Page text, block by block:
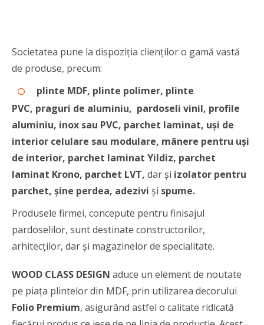
Societatea pune la dispoziția clienților o gamă vastă
de produse, precum:
plinte MDF, plinte polimer, plinte
PVC, praguri de aluminiu, pardoseli vinil, profile
aluminiu, inox sau PVC, parchet laminat, uși de
interior celulare sau modulare, mânere pentru uși
de interior, parchet laminat Yildiz, parchet
laminat Krono, parchet LVT, dar și izolator pentru
parchet, șine perdea, adezivi și spume.
Produsele firmei, concepute pentru finisajul
pardoselilor, sunt destinate constructorilor,
arhitecților, dar și magazinelor de specialitate.
WOOD CLASS DESIGN aduce un element de noutate
pe piața plintelor din MDF, prin utilizarea decorului
Folio Premium, asigurând astfel o calitate ridicată